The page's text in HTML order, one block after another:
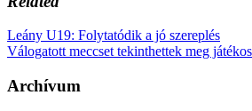
Leány U19: Folytatódik a jó szereplés
Válogatott meccset tekinthettek meg
Archívum